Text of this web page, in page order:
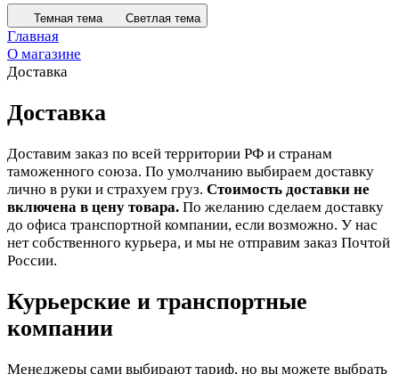
Темная тема Светлая тема
Главная
О магазине
Доставка
Доставка
Доставим заказ по всей территории РФ и странам
таможенного союза. По умолчанию выбираем доставку
лично в руки и страхуем груз. Стоимость доставки не
включена в цену товара. По желанию сделаем доставку
до офиса транспортной компании, если возможно. У нас
нет собственного курьера, и мы не отправим заказ Почтой
России.
Курьерские и транспортные
компании
Менеджеры сами выбирают тариф, но вы можете выбрать